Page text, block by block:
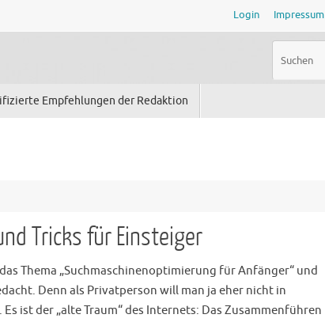
Login Impressum
Empfehlungen der Redaktion
Tricks für Einsteiger
Thema „Suchmaschinenoptimierung für Anfänger“ und
Denn als Privatperson will man ja eher nicht in
ist der „alte Traum“ des Internets: Das Zusammenführen